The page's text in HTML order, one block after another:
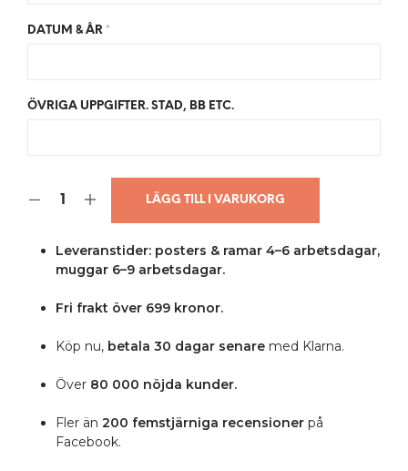
DATUM & ÅR *
ÖVRIGA UPPGIFTER. STAD, BB ETC.
LÄGG TILL I VARUKORG
Leveranstider: posters & ramar 4–6 arbetsdagar,
muggar 6–9 arbetsdagar.
Fri frakt över 699 kronor.
Köp nu,betala 30 dagar senaremed Klarna.
Över 80 000 nöjda kunder.
Fler än 200 femstjärniga recensionerpå
Facebook.